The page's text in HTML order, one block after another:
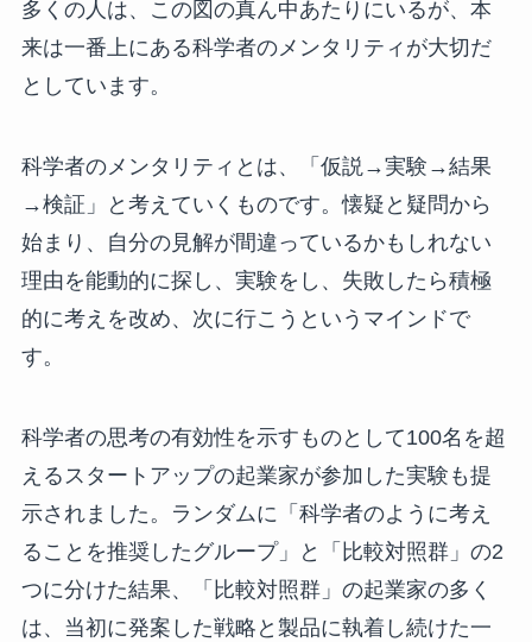
多くの人は、この図の真ん中あたりにいるが、本
来は一番上にある科学者のメンタリティが大切だ
としています。
科学者のメンタリティとは、「仮説→実験→結果
→検証」と考えていくものです。懐疑と疑問から
始まり、自分の見解が間違っているかもしれない
理由を能動的に探し、実験をし、失敗したら積極
的に考えを改め、次に行こうというマインドで
す。
科学者の思考の有効性を示すものとして100名を超
えるスタートアップの起業家が参加した実験も提
示されました。ランダムに「科学者のように考え
ることを推奨したグループ」と「比較対照群」の2
つに分けた結果、「比較対照群」の起業家の多く
は、当初に発案した戦略と製品に執着し続けた一